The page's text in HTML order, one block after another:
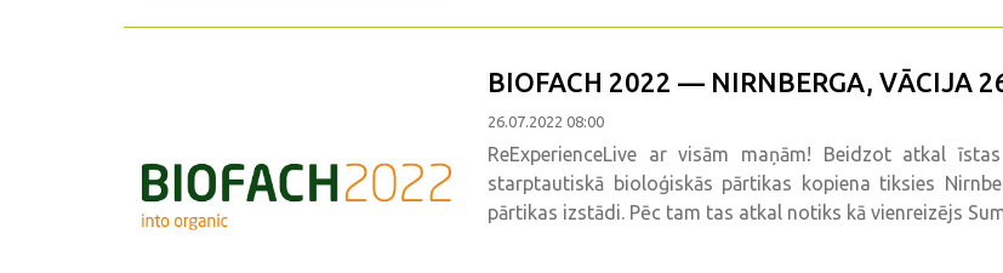
BIOFACH 2022 — NIRNBERGA, VĀCIJA
26.07.2022 08:00
ReExperienceLive ar visām maņām! Beidzot atkal
starptautiskā bioloģiskās pārtikas kopiena tiksies
pārtikas izstādi. Pēc tam tas atkal notiks kā vienreizējs